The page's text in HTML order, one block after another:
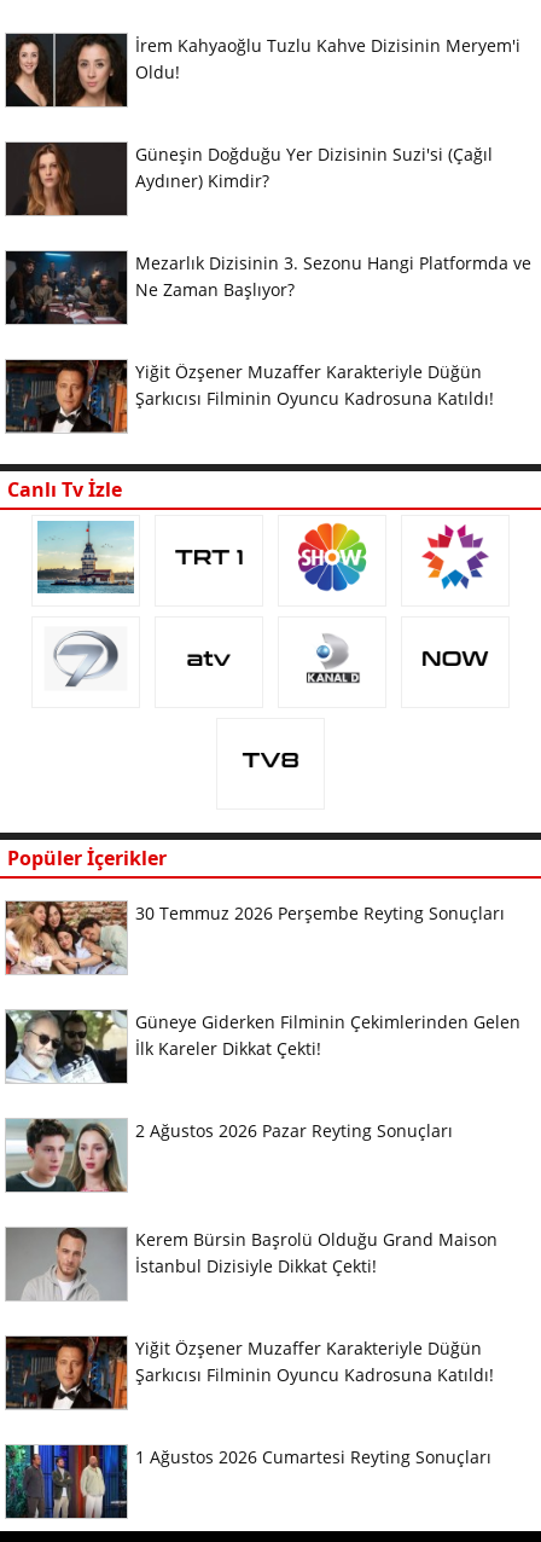
İrem Kahyaoğlu Tuzlu Kahve Dizisinin Meryem'i
Oldu!
Güneşin Doğduğu Yer Dizisinin Suzi'si (Çağıl
Aydıner) Kimdir?
Mezarlık Dizisinin 3. Sezonu Hangi Platformda ve
Ne Zaman Başlıyor?
Yiğit Özşener Muzaffer Karakteriyle Düğün
Şarkıcısı Filminin Oyuncu Kadrosuna Katıldı!
Canlı Tv İzle
Popüler İçerikler
30 Temmuz 2026 Perşembe Reyting Sonuçları
Güneye Giderken Filminin Çekimlerinden Gelen
İlk Kareler Dikkat Çekti!
2 Ağustos 2026 Pazar Reyting Sonuçları
Kerem Bürsin Başrolü Olduğu Grand Maison
İstanbul Dizisiyle Dikkat Çekti!
Yiğit Özşener Muzaffer Karakteriyle Düğün
Şarkıcısı Filminin Oyuncu Kadrosuna Katıldı!
1 Ağustos 2026 Cumartesi Reyting Sonuçları